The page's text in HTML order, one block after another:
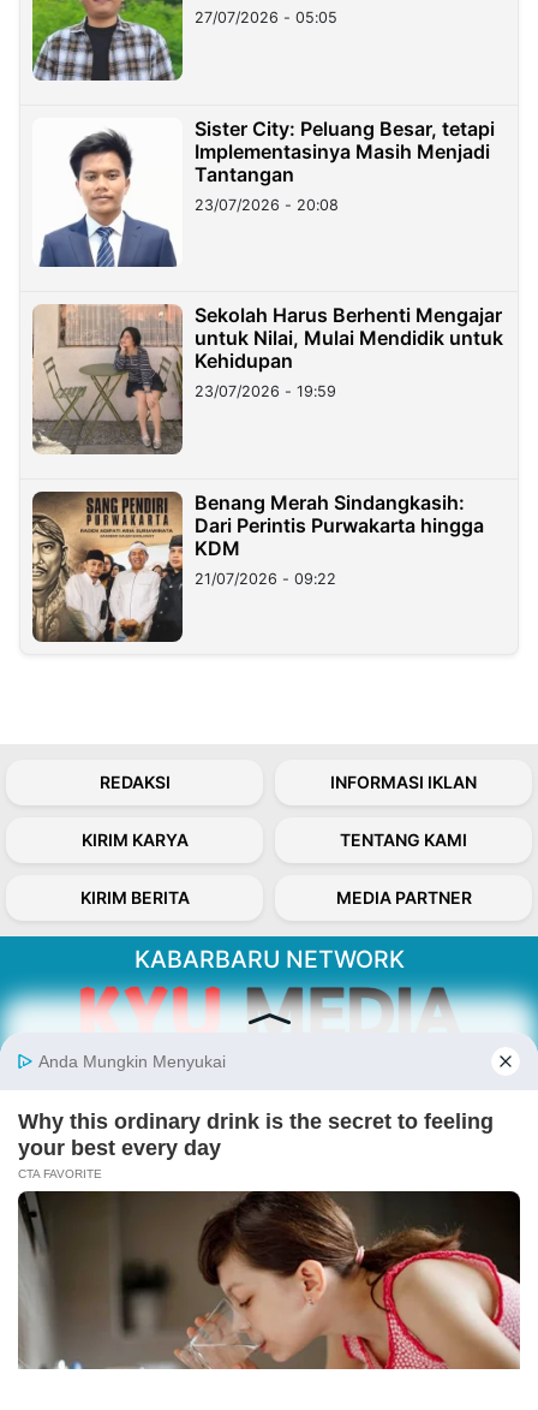
27/07/2026 - 05:05
Sister City: Peluang Besar, tetapi
Implementasinya Masih Menjadi
Tantangan
23/07/2026 - 20:08
Sekolah Harus Berhenti Mengajar
untuk Nilai, Mulai Mendidik untuk
Kehidupan
23/07/2026 - 19:59
Benang Merah Sindangkasih:
Dari Perintis Purwakarta hingga
KDM
21/07/2026 - 09:22
REDAKSI INFORMASI IKLAN
KIRIM KARYA TENTANG KAMI
KIRIM BERITA MEDIA PARTNER
KABARBARU NETWORK
Kabarbaru.co menyajikan berita aktual dan
inspiratif dari sudut pandang berbaik sangka
Follow Kabarbaru